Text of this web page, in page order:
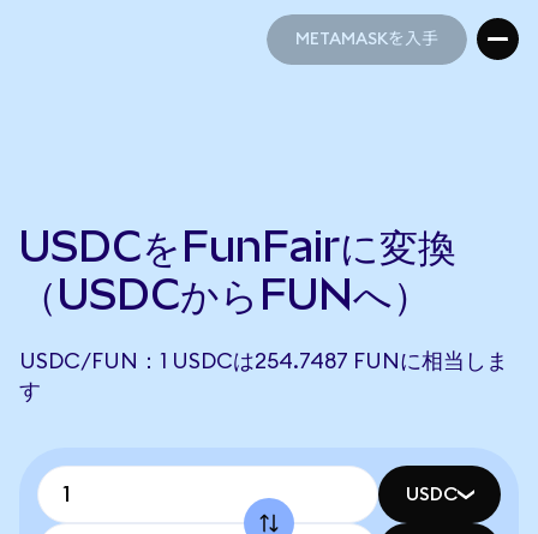
METAMASKを入手
USDCをFunFairに変換
（USDCからFUNへ）
USDC/FUN：1 USDCは254.7487 FUNに相当しま
す
USDC